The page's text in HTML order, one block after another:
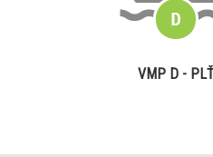
VMP D - PLŤ